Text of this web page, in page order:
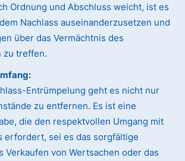
Ordnung und Abschluss weicht, ist es
Nachlass auseinanderzusetzen und
über das Vermächtnis des
zu treffen.
Entrümpelung geht es nicht nur
zu entfernen. Es ist eine
die den respektvollen Umgang mit
erfordert, sei es das sorgfältige
Verkaufen von Wertsachen oder das